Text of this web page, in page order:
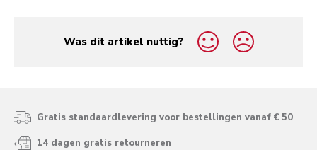
Was dit artikel nuttig?
yes
no
Gratis standaardlevering voor bestellingen vanaf € 50
14 dagen gratis retourneren